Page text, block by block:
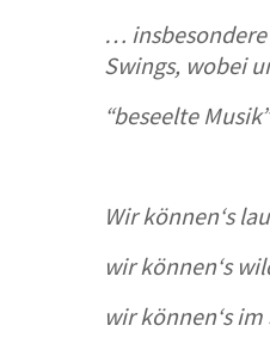
… insbesondere
Swings, wobei
“beseelte
Wir können‘s
wir können‘s
wir können‘s